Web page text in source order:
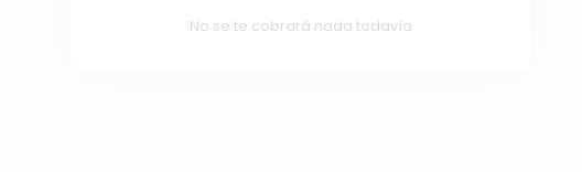
No se te cobrará nada todavía